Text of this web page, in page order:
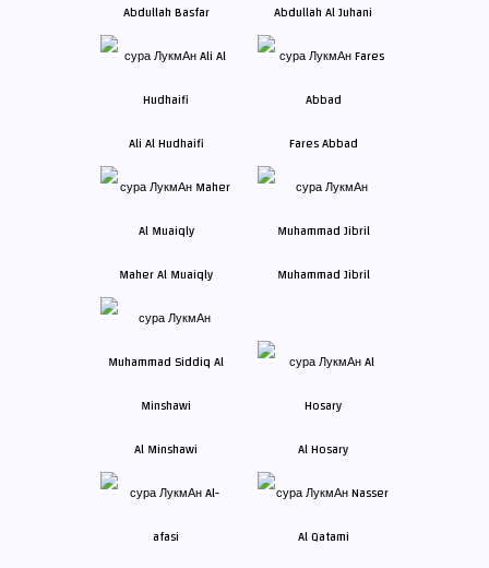
Abdullah Basfar Abdullah Al Juhani
Ali Al Hudhaifi Fares Abbad
Maher Al Muaiqly Muhammad Jibril
Al Minshawi Al Hosary